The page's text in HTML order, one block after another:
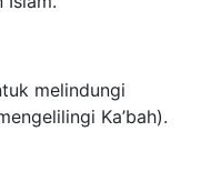
melindungi
Ka’bah).